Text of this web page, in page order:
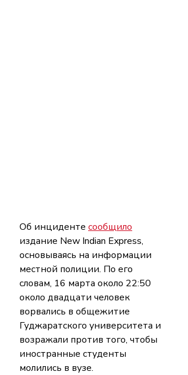
Об инциденте сообщило
издание New Indian Express,
основываясь на информации
местной полиции. По его
словам, 16 марта около 22:50
около двадцати человек
ворвались в общежитие
Гуджаратского университета и
возражали против того, чтобы
иностранные студенты
молились в вузе.